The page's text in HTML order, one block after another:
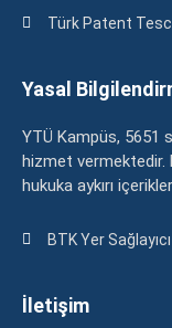
Türk Patent
Yasal
YTÜ Kampüs, 5651
hizmet vermektedir.
hukuka aykırı
BTK Yer Sağlayıcı
İletişim